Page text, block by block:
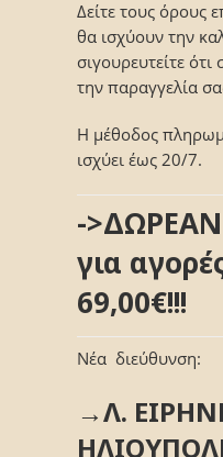
Δείτε τους όρους
θα ισχύουν την
σιγουρευτείτε
την παραγγελία
Η μέθοδος
ισχύει έως 20/7.
-
για
69,00€!!!
Νέα διεύθυνση:
→Λ.